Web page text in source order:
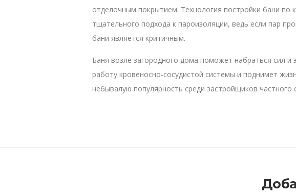
отделочным покрытием. Технология постройки бани по
тщательного подхода к пароизоляции, ведь если пар
бани является критичным.
Баня возле загородного дома поможет набраться сил
работу кровеносно-сосудистой системы и поднимет
небывалую популярность среди застройщиков частного